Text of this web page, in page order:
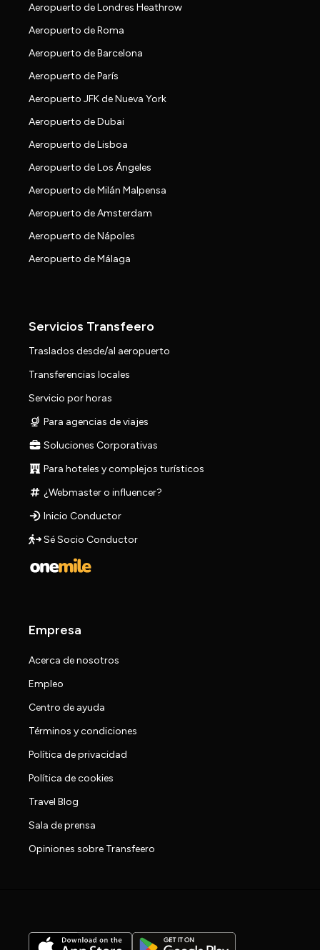
Aeropuerto de Londres Heathrow
Aeropuerto de Roma
Aeropuerto de Barcelona
Aeropuerto de París
Aeropuerto JFK de Nueva York
Aeropuerto de Dubai
Aeropuerto de Lisboa
Aeropuerto de Los Ángeles
Aeropuerto de Milán Malpensa
Aeropuerto de Amsterdam
Aeropuerto de Nápoles
Aeropuerto de Málaga
Servicios Transfeero
Traslados desde/al aeropuerto
Transferencias locales
Servicio por horas
Para agencias de viajes
Soluciones Corporativas
Para hoteles y complejos turísticos
¿Webmaster o influencer?
Inicio Conductor
Sé Socio Conductor
Empresa
Acerca de nosotros
Empleo
Centro de ayuda
Términos y condiciones
Política de privacidad
Política de cookies
Travel Blog
Sala de prensa
Opiniones sobre Transfeero